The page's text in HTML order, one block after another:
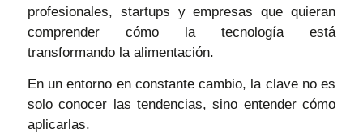
profesionales, startups y empresas que quieran
comprender cómo la tecnología está
transformando la alimentación.
En un entorno en constante cambio, la clave no es
solo conocer las tendencias, sino entender cómo
aplicarlas.